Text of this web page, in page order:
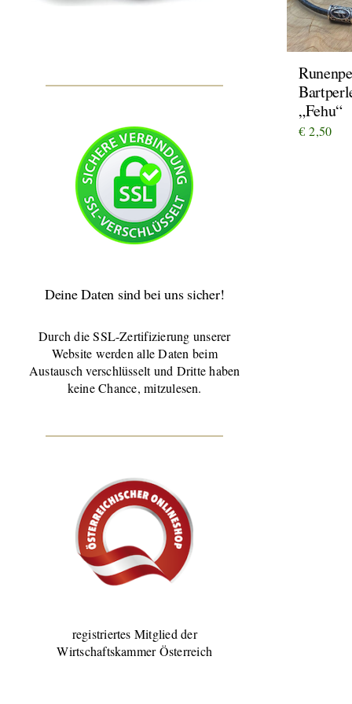
„Fehu“
€ 2,50
Deine Daten sind bei uns sicher!
Durch die SSL-Zertifizierung unserer
Website werden alle Daten beim
Austausch verschlüsselt und Dritte haben
keine Chance, mitzulesen.
registriertes Mitglied der
Wirtschaftskammer Österreich